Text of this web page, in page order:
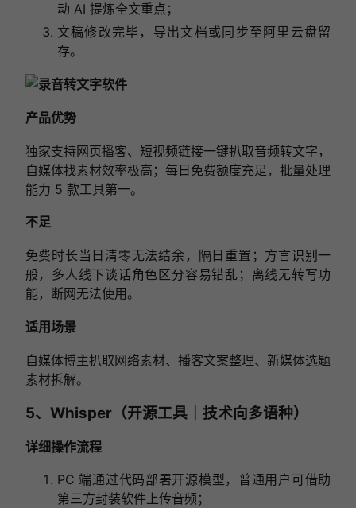
动 AI 提炼全文重点；
文稿修改完毕，导出文档或同步至阿里云盘留
存。
产品优势
独家支持网页播客、短视频链接一键扒取音频转文字，
自媒体找素材效率极高；每日免费额度充足，批量处理
能力 5 款工具第一。
不足
免费时长当日清零无法结余，隔日重置；方言识别一
般，多人线下谈话角色区分容易错乱；离线无转写功
能，断网无法使用。
适用场景
自媒体博主扒取网络素材、播客文案整理、新媒体选题
素材拆解。
5、Whisper（开源工具｜技术向多语种）
详细操作流程
PC 端通过代码部署开源模型，普通用户可借助
第三方封装软件上传音频；